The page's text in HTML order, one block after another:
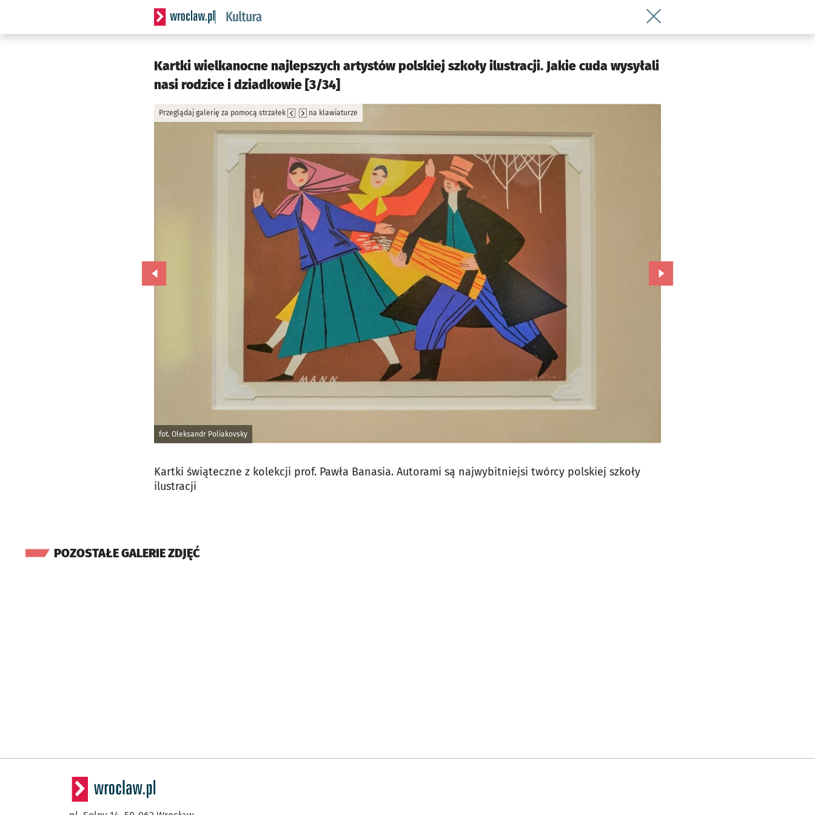
Serwis informacyjny wroclaw.pl podserwis: Kultura
Wróć do artykułu Kartki wielkanocne
Kartki wielkanocne najlepszych artystów polskiej szkoły ilustracji. Jakie cuda wysyłali
nasi rodzice i dziadkowie [3/34]
fot. Oleksandr Poliakovsky
Przeglądaj galerię za pomocą strzałek na klawiaturze
Przejdź do poprzedniego zdjęcia. Przejdź do kolejnego zdjęcia.
Kartki świąteczne z kolekcji prof. Pawła Banasia. Autorami są najwybitniejsi twórcy polskiej szkoły
ilustracji
POZOSTAŁE GALERIE ZDJĘĆ